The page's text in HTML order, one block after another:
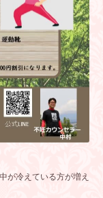
が冷えている方が増え